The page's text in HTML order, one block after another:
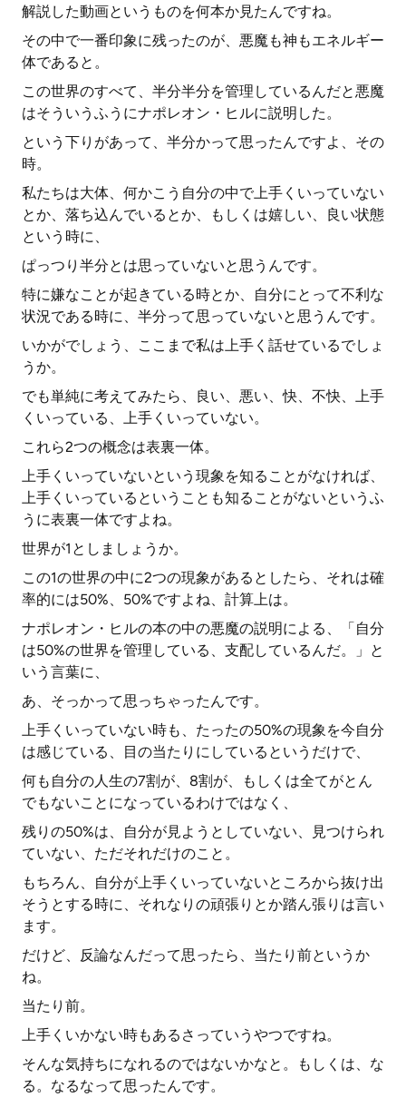
解説した動画というものを何本か見たんですね。
その中で一番印象に残ったのが、悪魔も神もエネルギー
体であると。
この世界のすべて、半分半分を管理しているんだと悪魔
はそういうふうにナポレオン・ヒルに説明した。
という下りがあって、半分かって思ったんですよ、その
時。
私たちは大体、何かこう自分の中で上手くいっていない
とか、落ち込んでいるとか、もしくは嬉しい、良い状態
という時に、
ぱっつり半分とは思っていないと思うんです。
特に嫌なことが起きている時とか、自分にとって不利な
状況である時に、半分って思っていないと思うんです。
いかがでしょう、ここまで私は上手く話せているでしょ
うか。
でも単純に考えてみたら、良い、悪い、快、不快、上手
くいっている、上手くいっていない。
これら2つの概念は表裏一体。
上手くいっていないという現象を知ることがなければ、
上手くいっているということも知ることがないというふ
うに表裏一体ですよね。
世界が1としましょうか。
この1の世界の中に2つの現象があるとしたら、それは確
率的には50%、50%ですよね、計算上は。
ナポレオン・ヒルの本の中の悪魔の説明による、「自分
は50%の世界を管理している、支配しているんだ。」と
いう言葉に、
あ、そっかって思っちゃったんです。
上手くいっていない時も、たったの50%の現象を今自分
は感じている、目の当たりにしているというだけで、
何も自分の人生の7割が、8割が、もしくは全てがとん
でもないことになっているわけではなく、
残りの50%は、自分が見ようとしていない、見つけられ
ていない、ただそれだけのこと。
もちろん、自分が上手くいっていないところから抜け出
そうとする時に、それなりの頑張りとか踏ん張りは言い
ます。
だけど、反論なんだって思ったら、当たり前というか
ね。
当たり前。
上手くいかない時もあるさっていうやつですね。
そんな気持ちになれるのではないかなと。もしくは、な
る。なるなって思ったんです。